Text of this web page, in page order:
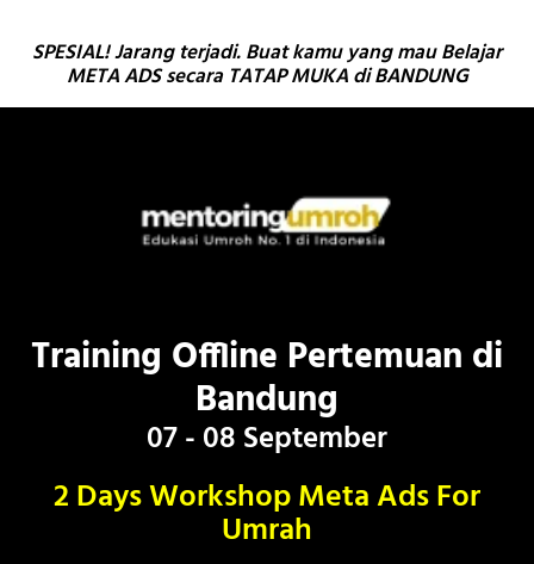
SPESIAL! Jarang terjadi. Buat kamu yang mau Belajar
META ADS secara TATAP MUKA di BANDUNG
Training Offline Pertemuan di
Bandung
07 - 08 September
2 Days Workshop Meta Ads For
Umrah